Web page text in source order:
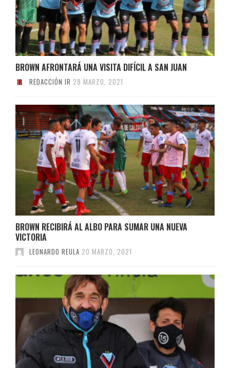
BROWN AFRONTARÁ UNA VISITA DIFÍCIL A SAN JUAN
REDACCIÓN IR 28 MARZO, 2021
BROWN RECIBIRÁ AL ALBO PARA SUMAR UNA NUEVA
VICTORIA
LEONARDO REULA 20 MARZO, 2021